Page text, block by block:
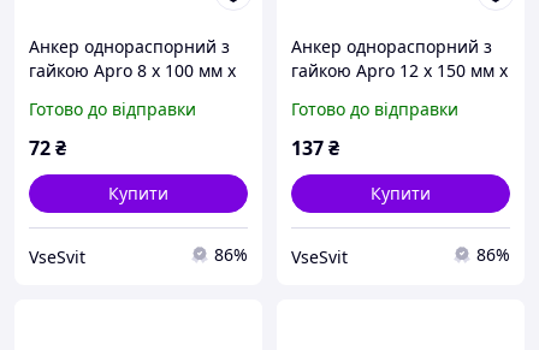
Анкер однораспорний з
гайкою Apro 8 х 100 мм x
Готово до відправки
72₴
Купити
VseSvit 86%
Анкер однораспорний з
гайкою Apro 12 х 150 мм x
(SRTR1012150)
Готово до відправки
137₴
Купити
VseSvit 86%